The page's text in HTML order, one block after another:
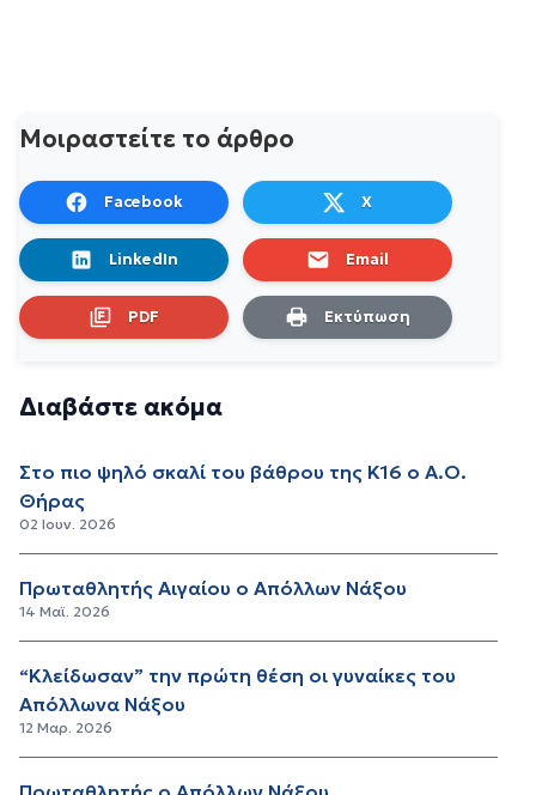
Μοιραστείτε το άρθρο
Facebook X
LinkedIn Email
PDF Εκτύπωση
Διαβάστε ακόμα
Στο πιο ψηλό σκαλί του βάθρου της Κ16 ο Α.Ο.
Θήρας
02 Ιουν. 2026
Πρωταθλητής Αιγαίου ο Απόλλων Νάξου
14 Μαϊ. 2026
“Κλείδωσαν” την πρώτη θέση οι γυναίκες του
Απόλλωνα Νάξου
12 Μαρ. 2026